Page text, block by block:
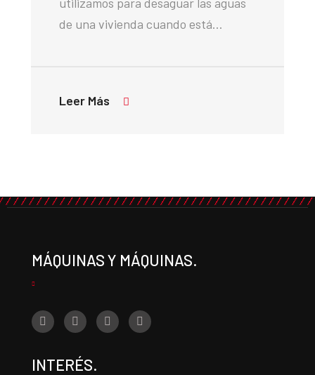
de una vivienda cuando está…
Leer Más
MÁQUINAS Y MÁQUINAS.
INTERÉS.